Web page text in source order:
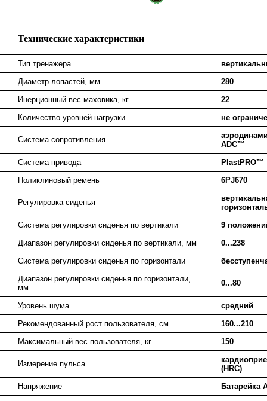
Технические характеристики
Тип тренажера
Диаметр лопастей, мм
280
Инерционный вес маховика, кг
22
Количество уровней нагрузки
не
Система сопротивления
ADC™
Система привода
PlastPRO™
Поликлиновый ремень
6PJ670
Регулировка сиденья
Система регулировки сиденья по вертикали
9
Диапазон регулировки сиденья по вертикали, мм
0...238
Система регулировки сиденья по горизонтали
Диапазон регулировки сиденья по горизонтали,
мм
0...80
Уровень шума
средний
Рекомендованный рост пользователя, см
160...210
Максимальный вес пользователя, кг
150
Измерение пульса
(HRC)
Напряжение
Батарейка